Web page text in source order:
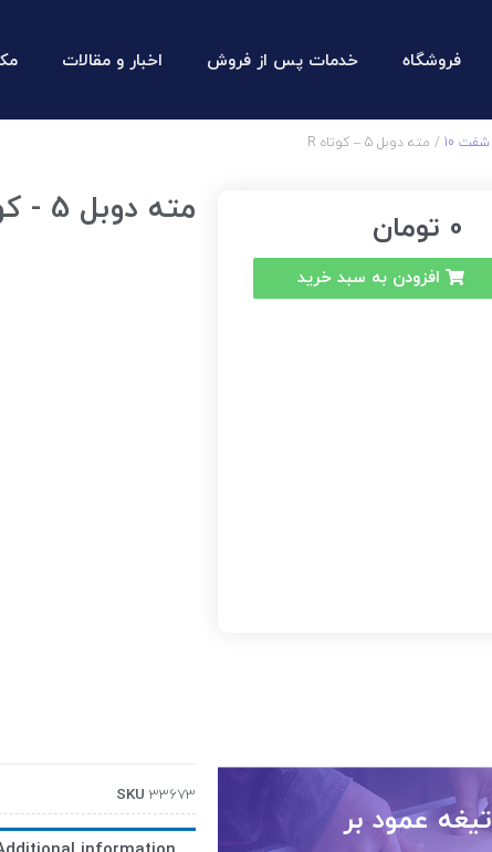
فروشگاه خدمات پس از فروش اخبار و مقالات
شفت 10 / مته دوبل 5 – کوتاه R
0 تومان
افزودن به سبد خرید
مته دوبل 5 - کوتاه R
تیغه عمود بر
SKU33673